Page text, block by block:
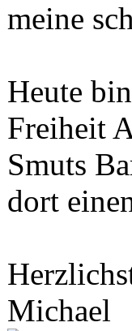
meine
Heute
Freiheit
Smuts
dort
Michael